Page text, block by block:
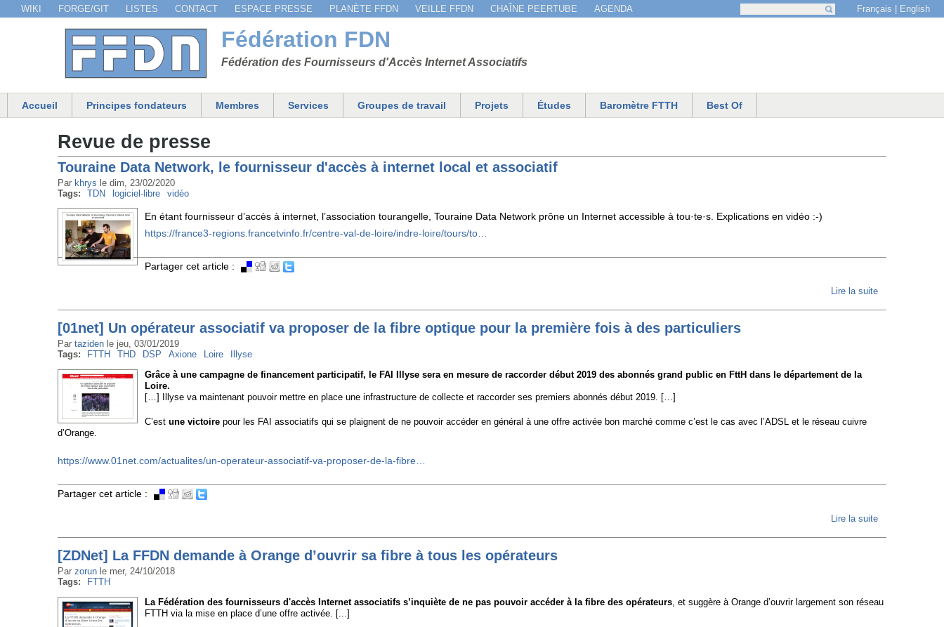
Jump to navigation
Fédération FDN
Fédération des Fournisseurs d'Accès Internet Associatifs
Menu secondaire
WIKI FORGE/GIT LISTES CONTACT ESPACE PRESSE PLANÈTE FFDN VEILLE FFDN CHAÎNE PEERTUBE AGENDA
Formulaire de recherche
Français English
Menu principal
Accueil Principes fondateurs Membres Services Groupes de travail Projets Études Baromètre FTTH Best Of
Revue de presse
Touraine Data Network, le fournisseur d'accès à internet local et associatif
Par khrys le dim, 23/02/2020
Tags:
TDN logiciel-libre vidéo
En étant fournisseur d’accès à internet, l’association tourangelle, Touraine Data Network prône un Internet accessible à tou·te·s. Explications en vidéo :-)
https://france3-regions.francetvinfo.fr/centre-val-de-loire/indre-loire/tours/to…
Partager cet article :
Lire la suite
Touraine
[01net] Un opérateur associatif va proposer de la fibre optique pour la première fois à des particuliers
Par taziden le jeu, 03/01/2019
Tags:
FTTH THD DSP Axione Loire
Illyse
Grâce à une campagne de financement participatif, le FAI Illyse sera en mesure de raccorder début 2019 des abonnés grand public en FttH dans le département de la
Loire.
[…] Illyse va maintenant pouvoir mettre en place une infrastructure de collecte et raccorder ses premiers abonnés début 2019. […]
C’est une victoire pour les FAI associatifs qui se plaignent de ne pouvoir accéder en général à une offre activée bon marché comme c’est le cas avec l’ADSL et le réseau cuivre
d’Orange.
https://www.01net.com/actualites/un-operateur-associatif-va-proposer-de-la-fibre…
Partager cet article :
Lire la suite
Un
proposer
[ZDNet] La FFDN demande à Orange d’ouvrir sa fibre à tous les opérateurs
Par zorun le mer, 24/10/2018
Tags:
FTTH
La Fédération des fournisseurs d'accès Internet associatifs s’inquiète de ne pas pouvoir accéder à la fibre des opérateurs , et suggère à Orange d’ouvrir largement son réseau
FTTH via la mise en place d’une offre activée. [...]